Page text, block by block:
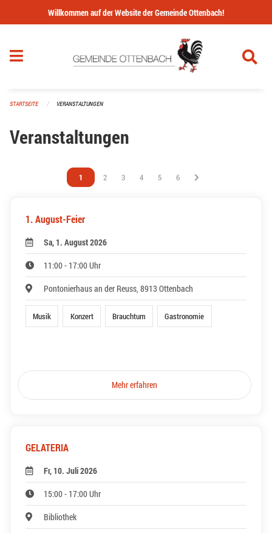
Navigation überspringen
Willkommen auf der Website der Gemeinde Ottenbach!
STARTSEITE VERANSTALTUNGEN
Veranstaltungen
Vous êtes sur la page
1 Vous êtes sur la page
2 Vous êtes sur la page
3 Vous êtes sur la page
4 Vous êtes sur la page
5 Vous êtes sur la page
6
1. August-Feier
Sa, 1. August 2026
11:00 - 17:00 Uhr
Pontonierhaus an der Reuss, 8913 Ottenbach
Musik Konzert Brauchtum Gastronomie
Mehr erfahren
GELATERIA
Fr, 10. Juli 2026
15:00 - 17:00 Uhr
Bibliothek